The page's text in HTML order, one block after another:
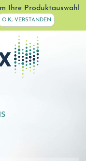
Ihre Produktauswahl
O.K, VERSTANDEN